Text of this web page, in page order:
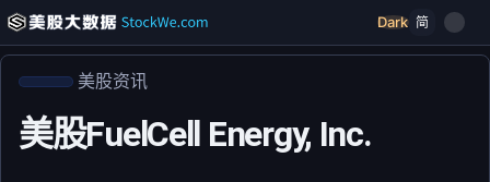
Dark 简
美股资讯
美股FuelCell Energy, Inc.